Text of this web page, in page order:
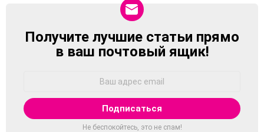
NEWSLETTER
Получите лучшие статьи прямо
в ваш почтовый ящик!
Не беспокойтесь, это не спам!